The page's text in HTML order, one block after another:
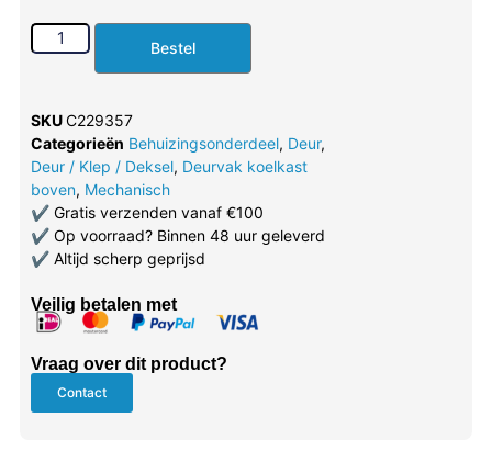
Bestel
SKUC229357
Categorieën Behuizingsonderdeel, Deur,
Deur / Klep / Deksel, Deurvak koelkast
boven, Mechanisch
✔Gratis verzenden vanaf €100
✔Op voorraad? Binnen 48 uur geleverd
✔Altijd scherp geprijsd
Veilig betalen met
Vraag over dit product?
Contact